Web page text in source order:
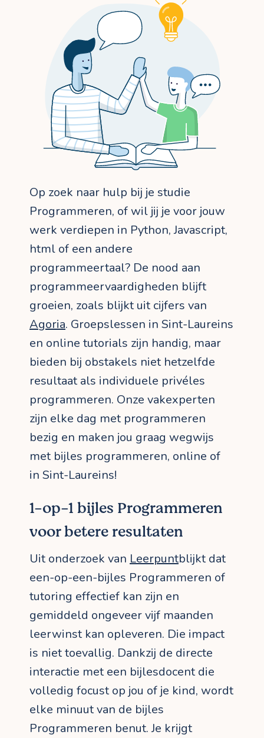
Op zoek naar hulp bij je studie
Programmeren, of wil jij je voor jouw
werk verdiepen in Python, Javascript,
html of een andere
programmeertaal? De nood aan
programmeervaardigheden blijft
groeien, zoals blijkt uit cijfers van
Agoria. Groepslessen in Sint-Laureins
en online tutorials zijn handig, maar
bieden bij obstakels niet hetzelfde
resultaat als individuele privéles
programmeren. Onze vakexperten
zijn elke dag met programmeren
bezig en maken jou graag wegwijs
met bijles programmeren, online of
in Sint-Laureins!
1-op-1 bijles Programmeren
voor betere resultaten
Uit onderzoek van Leerpuntblijkt dat
een-op-een-bijles Programmeren of
tutoring effectief kan zijn en
gemiddeld ongeveer vijf maanden
leerwinst kan opleveren. Die impact
is niet toevallig. Dankzij de directe
interactie met een bijlesdocent die
volledig focust op jou of je kind, wordt
elke minuut van de bijles
Programmeren benut. Je krijgt